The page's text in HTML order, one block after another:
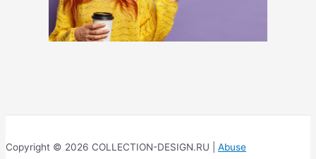
Copyright © 2026 COLLECTION-DESIGN.RU | Abuse